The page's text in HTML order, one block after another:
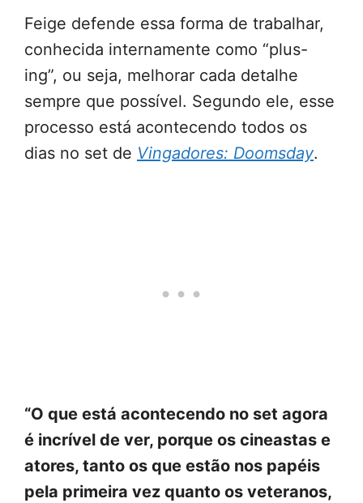
Feige defende essa forma de trabalhar,
conhecida internamente como “plus-
ing”, ou seja, melhorar cada detalhe
sempre que possível. Segundo ele, esse
processo está acontecendo todos os
dias no set de Vingadores: Doomsday.
“O que está acontecendo no set agora
é incrível de ver, porque os cineastas e
atores, tanto os que estão nos papéis
pela primeira vez quanto os veteranos,